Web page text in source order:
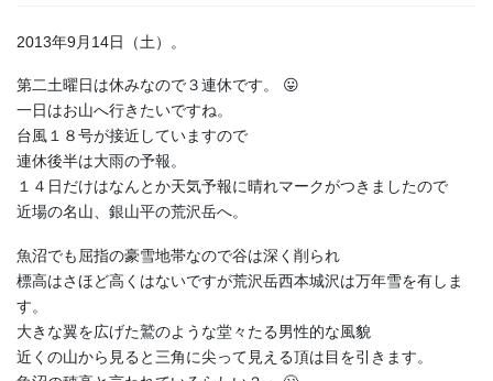
2013年9月14日（土）。
第二土曜日は休みなので３連休です。 😛
一日はお山へ行きたいですね。
台風１８号が接近していますので
連休後半は大雨の予報。
１４日だけはなんとか天気予報に晴れマークがつきましたので
近場の名山、銀山平の荒沢岳へ。
魚沼でも屈指の豪雪地帯なので谷は深く削られ
標高はさほど高くはないですが荒沢岳西本城沢は万年雪を有しま
す。
大きな翼を広げた鷲のような堂々たる男性的な風貌
近くの山から見ると三角に尖って見える頂は目を引きます。